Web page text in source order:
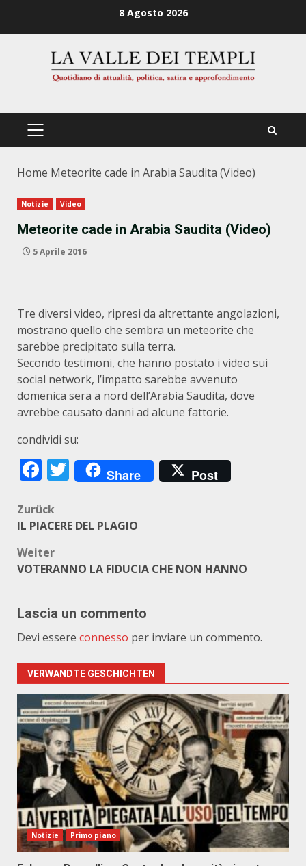
8 Agosto 2026
PRIMÄRES
Home Meteorite cade in Arabia Saudita (Video)
Notizie Video
Meteorite cade in Arabia Saudita (Video)
5 Aprile 2016
Tre diversi video, ripresi da altrettante angolazioni,
mostrano quello che sembra un meteorite che
sarebbe precipitato sulla terra.
Secondo testimoni, che hanno postato i video sui
social network, l’impatto sarebbe avvenuto
domenica sera a nord dell’Arabia Saudita, dove
avrebbe causato danni ad alcune fattorie.
condividi su:
Facebook
Twitter
Share Post
Beitragsnavigation
Zurück
IL PIACERE DEL PLAGIO
Weiter
VOTERANNO LA FIDUCIA CHE NON HANNO
Lascia un commento
Devi essere connesso per inviare un commento.
VERWANDTE GESCHICHTEN
Notizie Primo piano